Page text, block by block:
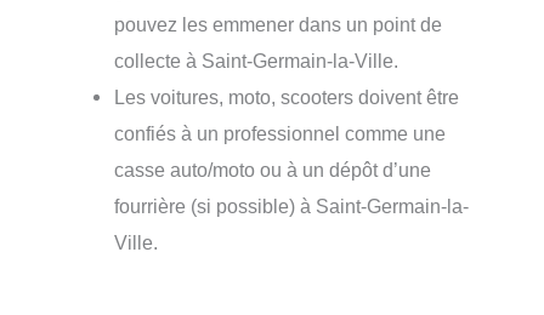
pouvez les emmener dans un point de
collecte à Saint-Germain-la-Ville.
Les voitures, moto, scooters doivent être
confiés à un professionnel comme une
casse auto/moto ou à un dépôt d’une
fourrière (si possible) à Saint-Germain-la-
Ville.